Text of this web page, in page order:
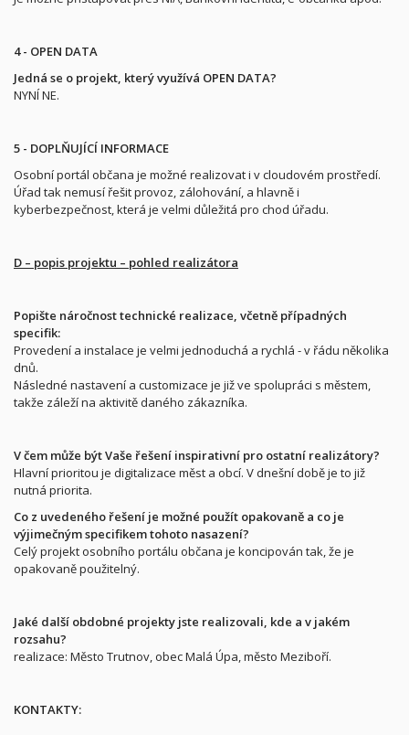
4 - OPEN DATA
Jedná se o projekt, který využívá OPEN DATA?
NYNÍ NE.
5 - DOPLŇUJÍCÍ INFORMACE
Osobní portál občana je možné realizovat i v cloudovém prostředí.
Úřad tak nemusí řešit provoz, zálohování, a hlavně i
kyberbezpečnost, která je velmi důležitá pro chod úřadu.
D – popis projektu – pohled realizátora
Popište náročnost technické realizace, včetně případných
specifik:
Provedení a instalace je velmi jednoduchá a rychlá - v řádu několika
dnů.
Následné nastavení a customizace je již ve spolupráci s městem,
takže záleží na aktivitě daného zákazníka.
V čem může být Vaše řešení inspirativní pro ostatní realizátory?
Hlavní prioritou je digitalizace měst a obcí. V dnešní době je to již
nutná priorita.
Co z uvedeného řešení je možné použít opakovaně a co je
výjimečným specifikem tohoto nasazení?
Celý projekt osobního portálu občana je koncipován tak, že je
opakovaně použitelný.
Jaké další obdobné projekty jste realizovali, kde a v jakém
rozsahu?
realizace: Město Trutnov, obec Malá Úpa, město Meziboří.
KONTAKTY: